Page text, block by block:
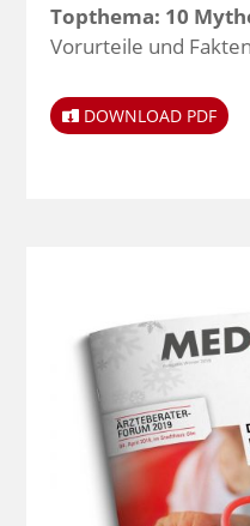
Topthema: 10
Vorurteile und Fakten
DOWNLOAD PDF